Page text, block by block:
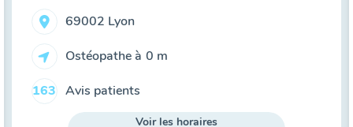
69002 Lyon
Ostéopathe à 0 m
163 Avis patients
Voir les horaires